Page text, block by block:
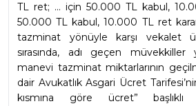
TL ret; ... için 50.000 TL kabul,
50.000 TL kabul, 10.000 TL ret
tazminat yönüyle karşı vekalet
sırasında, adı geçen müvekkiller
manevi tazminat miktarlarının
dair Avukatlık Asgari Ücret
kısmına göre ücret” başlıklı